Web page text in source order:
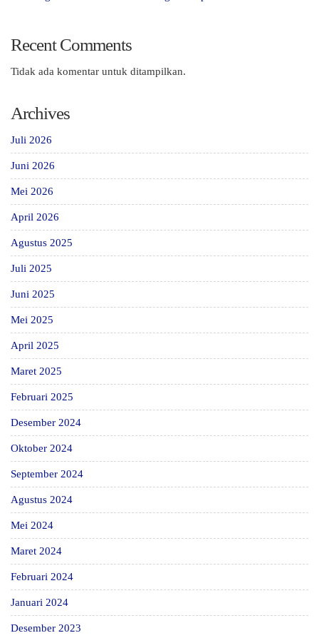
Recent Comments
Tidak ada komentar untuk ditampilkan.
Archives
Juli 2026
Juni 2026
Mei 2026
April 2026
Agustus 2025
Juli 2025
Juni 2025
Mei 2025
April 2025
Maret 2025
Februari 2025
Desember 2024
Oktober 2024
September 2024
Agustus 2024
Mei 2024
Maret 2024
Februari 2024
Januari 2024
Desember 2023